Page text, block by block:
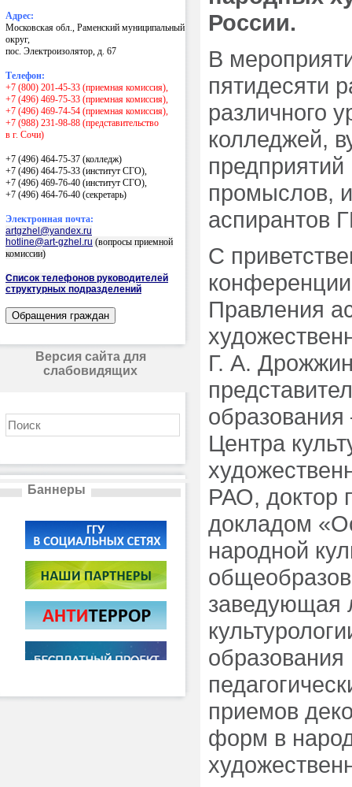
Адрес:
Московская обл., Раменский муниципальный
округ,
пос. Электроизолятор, д. 67
Телефон:
+7 (800) 201-45-33 (приемная комиссия),
+7 (496) 469-75-33 (приемная комиссия),
+7 (496) 469-74-54 (приемная комиссия),
+7 (988) 231-98-88 (представительство
в г. Сочи)
+7 (496) 464-75-37 (колледж)
+7 (496) 464-75-33 (институт СГО),
+7 (496) 469-76-40 (институт СГО),
+7 (496) 464-76-40 (секретарь)
Электронная почта:
artgzhel@yandex.ru
hotline@art-gzhel.ru (вопросы приемной
комиссии)
Список телефонов руководителей
структурных подразделений
Версия сайта для
слабовидящих
Баннеры
России.
В
пятидесяти
различного
колледжей,
промыслов,
аспирантов
С
Правления
Г. А.
Центра
РАО, доктор
докладом
народной
заведующая
приемов
форм в